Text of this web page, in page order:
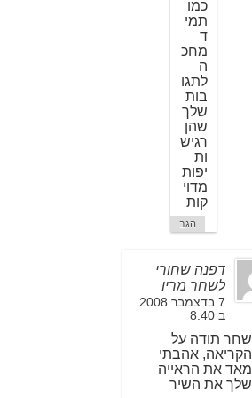
כמו
תמי
ד
מחכ
ה
לתגו
בות
שלך
שהן
רגיש
ות
יפות
מדוי
קות
הגב
דפנה שחורי
לשחר מריו
7 בדצמבר 2008
ב 8:40
שחר תודה על
הקריאה, אהבתי
מאד את הראייה
שלך את השיר